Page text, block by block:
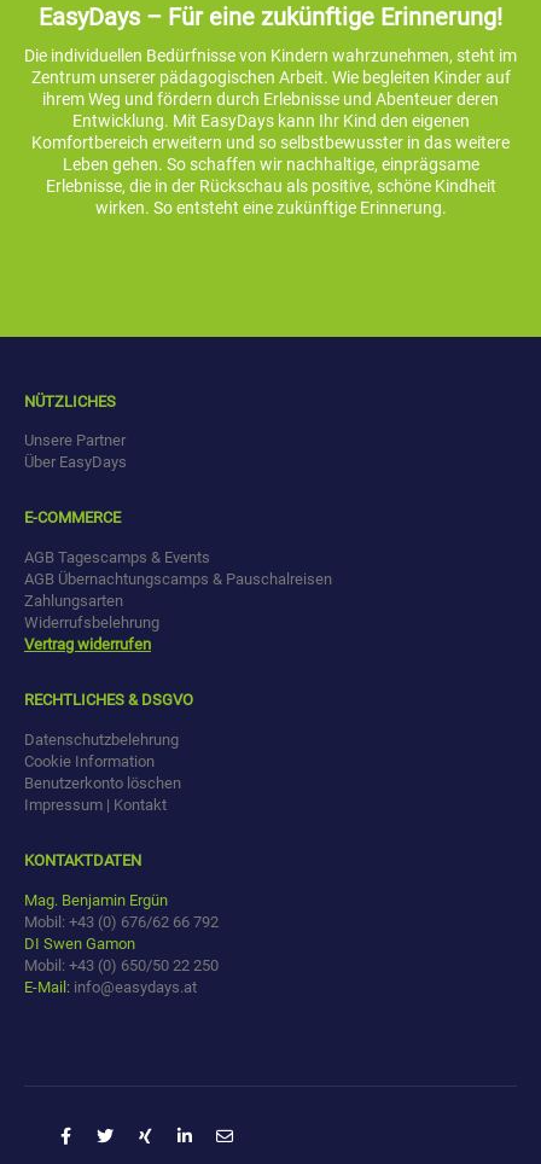
EasyDays – Für eine zukünftige Erinnerung!
Die individuellen Bedürfnisse von Kindern wahrzunehmen, steht im
Zentrum unserer pädagogischen Arbeit. Wie begleiten Kinder auf
ihrem Weg und fördern durch Erlebnisse und Abenteuer deren
Entwicklung. Mit EasyDays kann Ihr Kind den eigenen
Komfortbereich erweitern und so selbstbewusster in das weitere
Leben gehen. So schaffen wir nachhaltige, einprägsame
Erlebnisse, die in der Rückschau als positive, schöne Kindheit
wirken. So entsteht eine zukünftige Erinnerung.
NÜTZLICHES
Unsere Partner
Über EasyDays
E-COMMERCE
AGB Tagescamps & Events
AGB Übernachtungscamps & Pauschalreisen
Zahlungsarten
Widerrufsbelehrung
Vertrag widerrufen
RECHTLICHES & DSGVO
Datenschutzbelehrung
Cookie Information
Benutzerkonto löschen
Impressum | Kontakt
KONTAKTDATEN
Mag. Benjamin Ergün
Mobil: +43 (0) 676/62 66 792
DI Swen Gamon
Mobil: +43 (0) 650/50 22 250
E-Mail: info@easydays.at